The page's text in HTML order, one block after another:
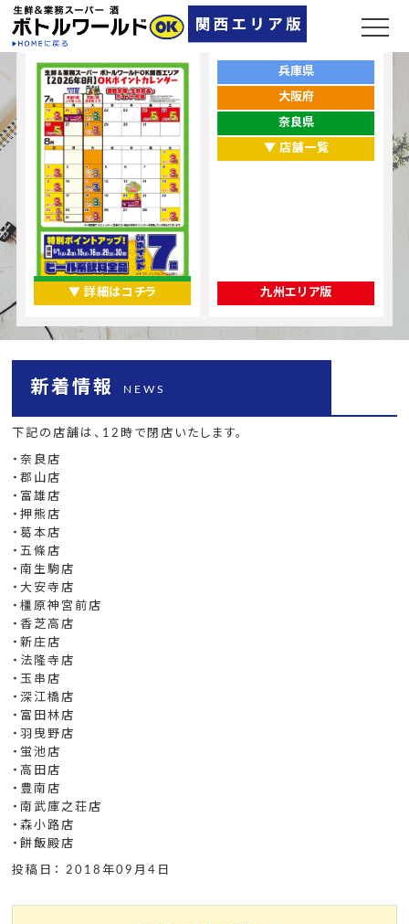
ポイントカレンダー
▼ 詳細はコチラ
お店をエリアから探す
兵庫県
大阪府
奈良県
▼ 店舗一覧
九州エリア版
新着情報 NEWS
下記の店舗は、12時で閉店いたします。
・奈良店
・郡山店
・富雄店
・押熊店
・葛本店
・五條店
・南生駒店
・大安寺店
・橿原神宮前店
・香芝高店
・新庄店
・法隆寺店
・玉串店
・深江橋店
・富田林店
・羽曳野店
・蛍池店
・高田店
・豊南店
・南武庫之荘店
・森小路店
・餅飯殿店
投稿日： 2018年09月4日